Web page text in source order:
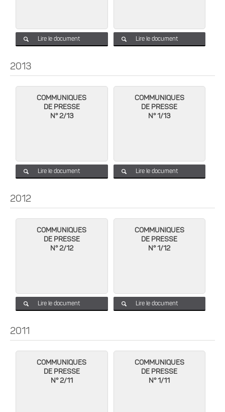
Lire le document Lire le document
2013
COMMUNIQUES
DE PRESSE
N° 2/13
Lire le document
COMMUNIQUES
DE PRESSE
N° 1/13
Lire le document
2012
COMMUNIQUES
DE PRESSE
N° 2/12
Lire le document
COMMUNIQUES
DE PRESSE
N° 1/12
Lire le document
2011
COMMUNIQUES
DE PRESSE
N° 2/11
COMMUNIQUES
DE PRESSE
N° 1/11